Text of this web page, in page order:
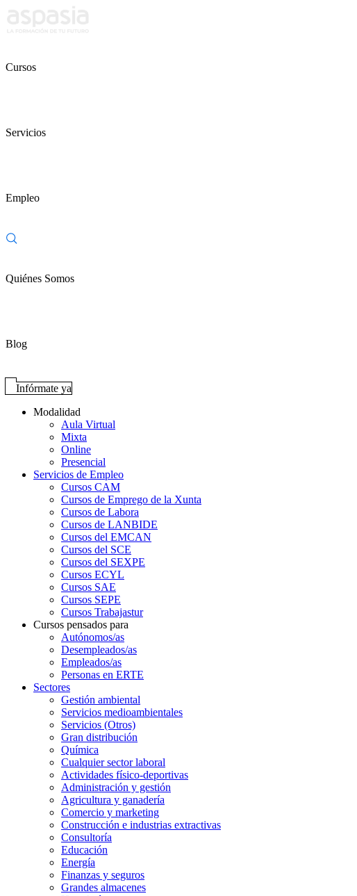
Cursos
Servicios
Empleo
Quiénes Somos
Blog
Infórmate ya
Modalidad
Aula Virtual
Mixta
Online
Presencial
Servicios de Empleo
Cursos CAM
Cursos de Emprego de la Xunta
Cursos de Labora
Cursos de LANBIDE
Cursos del EMCAN
Cursos del SCE
Cursos del SEXPE
Cursos ECYL
Cursos SAE
Cursos SEPE
Cursos Trabajastur
Cursos pensados para
Autónomos/as
Desempleados/as
Empleados/as
Personas en ERTE
Sectores
Gestión ambiental
Servicios medioambientales
Servicios (Otros)
Gran distribución
Química
Cualquier sector laboral
Actividades físico-deportivas
Administración y gestión
Agricultura y ganadería
Comercio y marketing
Construcción e industrias extractivas
Consultoría
Educación
Energía
Finanzas y seguros
Grandes almacenes